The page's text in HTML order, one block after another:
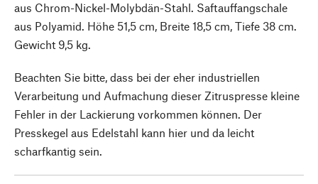
aus Chrom-Nickel-Molybdän-Stahl. Saftauffangschale
aus Polyamid. Höhe 51,5 cm, Breite 18,5 cm, Tiefe 38 cm.
Gewicht 9,5 kg.
Beachten Sie bitte, dass bei der eher industriellen
Verarbeitung und Aufmachung dieser Zitruspresse kleine
Fehler in der Lackierung vorkommen können. Der
Presskegel aus Edelstahl kann hier und da leicht
scharfkantig sein.